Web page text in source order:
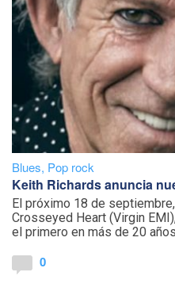
Blues, Pop rock
Keith Richards anuncia
El próximo 18 de
Crosseyed Heart (Virgin
el primero en más de 20
0